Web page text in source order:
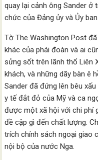
quay lại cảnh ông Sander ở
chức của Đảng ủy và Ủy
Tờ The Washington Post
khác của phái đoàn và ai
sửng sốt trên lãnh thổ Liên
khách, và những dãy bàn ê
Sander đã đứng lên bêu
y tế đắt đỏ của Mỹ và ca
được một xã hội với chi phí
đề cập gì đến chất lượng.
trích chính sách ngoại giao
nội bộ của nước Nga.